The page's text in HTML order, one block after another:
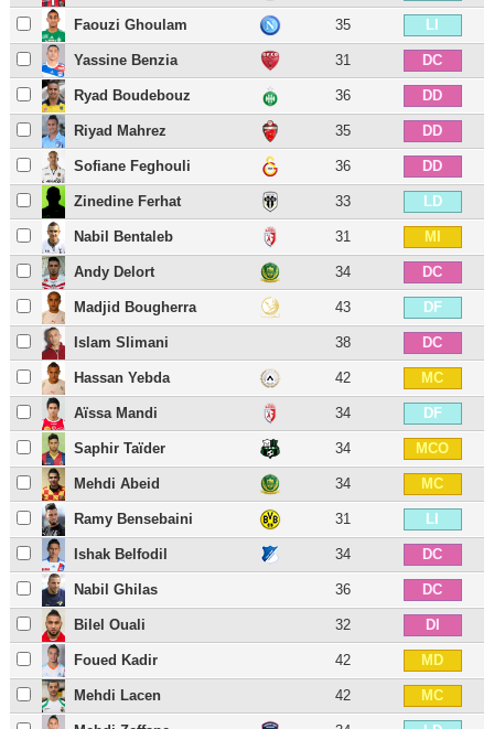
Faouzi Ghoulam 35 LI
Yassine Benzia 31 DC
Ryad Boudebouz 36 DD
Riyad Mahrez 35 DD
Sofiane Feghouli 36 DD
Zinedine Ferhat 33 LD
Nabil Bentaleb 31 MI
Andy Delort 34 DC
Madjid Bougherra 43 DF
Islam Slimani 38 DC
Hassan Yebda 42 MC
Aïssa Mandi 34 DF
Saphir Taïder 34 MCO
Mehdi Abeid 34 MC
Ramy Bensebaini 31 LI
Ishak Belfodil 34 DC
Nabil Ghilas 36 DC
Bilel Ouali 32 DI
Foued Kadir 42 MD
Mehdi Lacen 42 MC